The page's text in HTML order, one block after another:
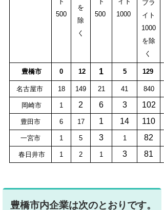
500
を
除
く
500
1000
ブラ
イト
1000
を除
く
豊橋市 0 12 1 5 129
名古屋市 18 149 21 41 840
岡崎市 1 2 6 3 102
豊田市 6 17 1 14 110
一宮市 1 5 3 1 82
春日井市 1 2 1 3 81
豊橋市内企業は次のとおりです。